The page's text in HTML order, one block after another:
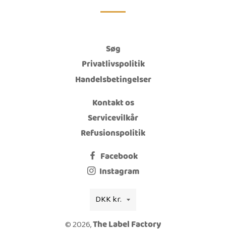
Søg
Privatlivspolitik
Handelsbetingelser
Kontakt os
Servicevilkår
Refusionspolitik
Facebook
Instagram
Valuta
DKK kr.
© 2026,The Label Factory